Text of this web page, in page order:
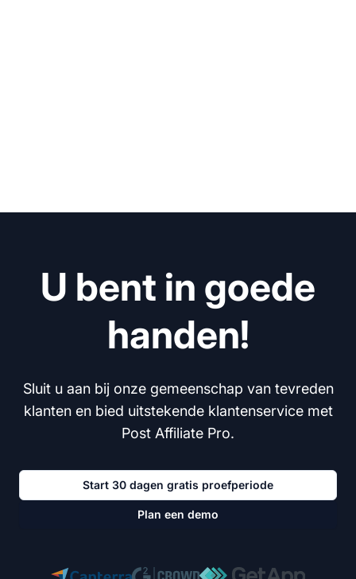
U bent in goede
handen!
Sluit u aan bij onze gemeenschap van tevreden
klanten en bied uitstekende klantenservice met
Post Affiliate Pro.
Start 30 dagen gratis proefperiode
Plan een demo